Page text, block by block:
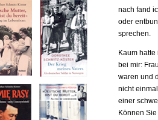
nach fand
oder
sprechen.
Kaum
bei mir:
waren und
nicht
einer
Können